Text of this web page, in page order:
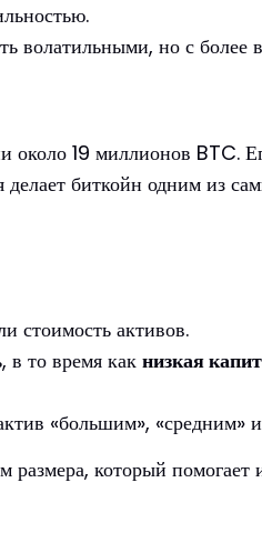
волатильными, но с более
19 миллионов BTC.
биткойн одним из
стоимость активов.
в то время как низкая
«большим», «средним»
который помогает